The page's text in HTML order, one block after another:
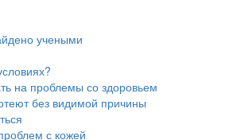
учеными
на проблемы со здоровьем
без видимой причины
с кожей